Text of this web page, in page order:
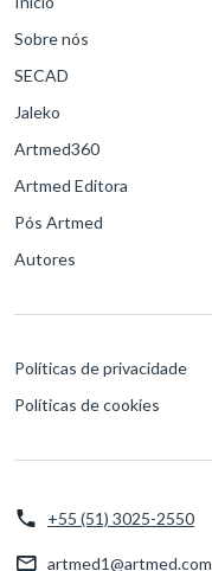
Sobre nós
SECAD
Jaleko
Artmed360
Artmed Editora
Pós Artmed
Autores
Políticas de privacidade
Políticas de cookies
+55 (51) 3025-2550
artmed1@artmed.com